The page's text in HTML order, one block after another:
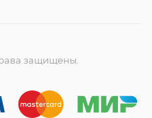
защищены.